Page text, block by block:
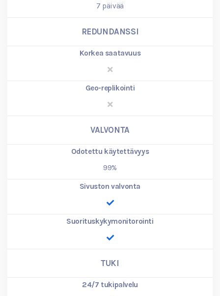
7 päivää
REDUNDANSSI
Korkea saatavuus
Geo-replikointi
VALVONTA
Odotettu käytettävyys
99%
Sivuston valvonta
Suorituskykymonitorointi
TUKI
24/7 tukipalvelu